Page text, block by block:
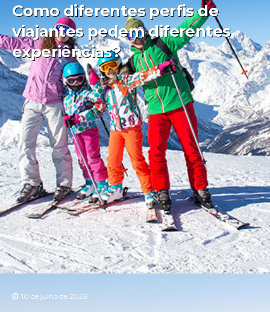
Como diferentes perfis de
viajantes pedem diferentes
experiências?
10 de julho de 2026